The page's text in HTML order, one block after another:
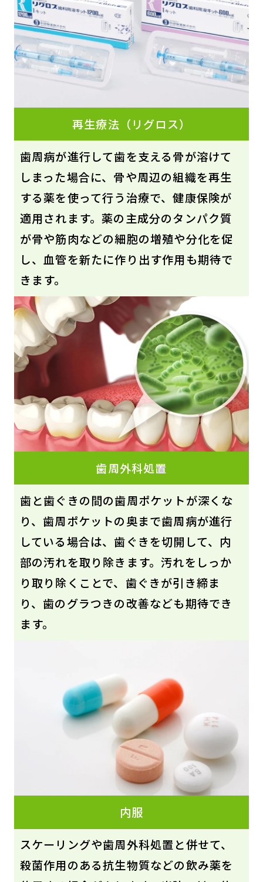
再生療法（リグロス）
歯周病が進行して歯を支える骨が溶けて
しまった場合に、骨や周辺の組織を再生
する薬を使って行う治療で、健康保険が
適用されます。薬の主成分のタンパク質
が骨や筋肉などの細胞の増殖や分化を促
し、血管を新たに作り出す作用も期待で
きます。
歯周外科処置
歯と歯ぐきの間の歯周ポケットが深くな
り、歯周ポケットの奥まで歯周病が進行
している場合は、歯ぐきを切開して、内
部の汚れを取り除きます。汚れをしっか
り取り除くことで、歯ぐきが引き締ま
り、歯のグラつきの改善なども期待でき
ます。
内服
スケーリングや歯周外科処置と併せて、
殺菌作用のある抗生物質などの飲み薬を